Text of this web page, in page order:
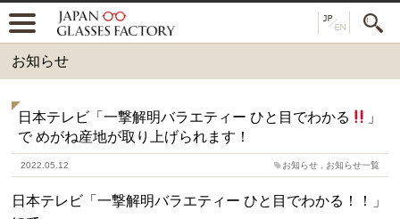
お知らせ
日本テレビ「一撃解明バラエティー ひと目でわかる
」
で めがね産地が取り上げられます！
2022.05.12 お知らせ, お知らせ一覧
日本テレビ「一撃解明バラエティー ひと目でわかる！！」